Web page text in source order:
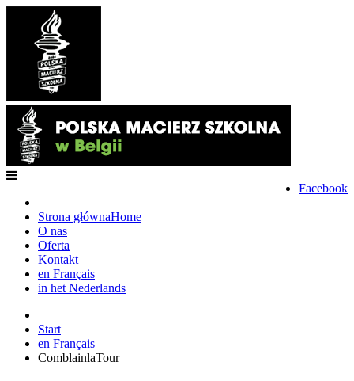
Facebook
Strona głównaHome
O nas
Oferta
Kontakt
en Français
in het Nederlands
Start
en Français
ComblainlaTour